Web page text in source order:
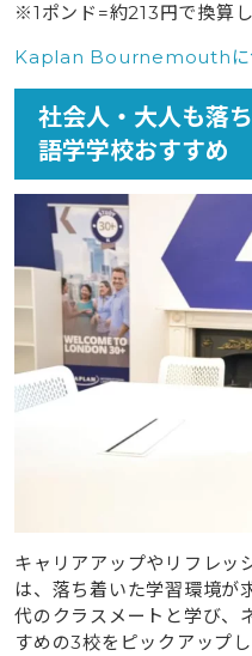
※1ポンド=約213円で換算
Kaplan Bournemouthに
社会人・大人も落
語学学校おすすめ
キャリアアップやリフレッ
は、落ち着いた学習環境が
代のクラスメートと学び、
すめの3校をピックアップし